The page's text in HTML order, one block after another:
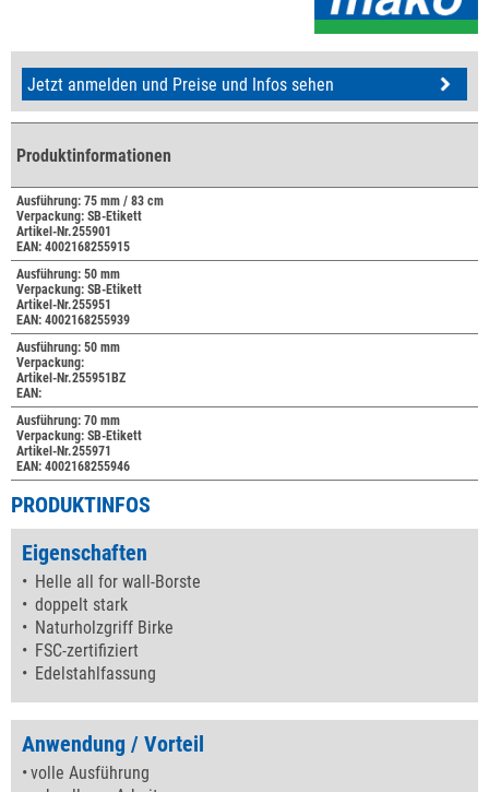
Jetzt anmelden und Preise und Infos sehen
Produktinformationen
Ausführung: 75 mm / 83 cm
Verpackung: SB-Etikett
Artikel-Nr.255901
EAN: 4002168255915
Ausführung: 50 mm
Verpackung: SB-Etikett
Artikel-Nr.255951
EAN: 4002168255939
Ausführung: 50 mm
Verpackung:
Artikel-Nr.255951BZ
EAN:
Ausführung: 70 mm
Verpackung: SB-Etikett
Artikel-Nr.255971
EAN: 4002168255946
PRODUKTINFOS
Eigenschaften
Helle all for wall-Borste
doppelt stark
Naturholzgriff Birke
FSC-zertifiziert
Edelstahlfassung
Anwendung / Vorteil
volle Ausführung